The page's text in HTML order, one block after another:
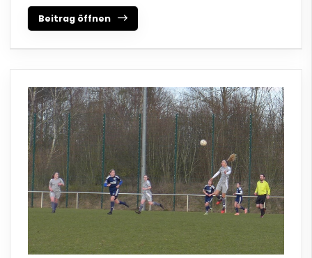
Beitrag öffnen